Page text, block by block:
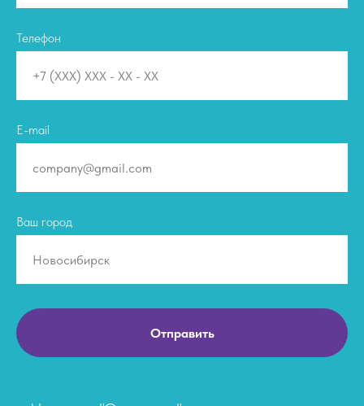
Телефон
E-mail
Ваш город
Отправить